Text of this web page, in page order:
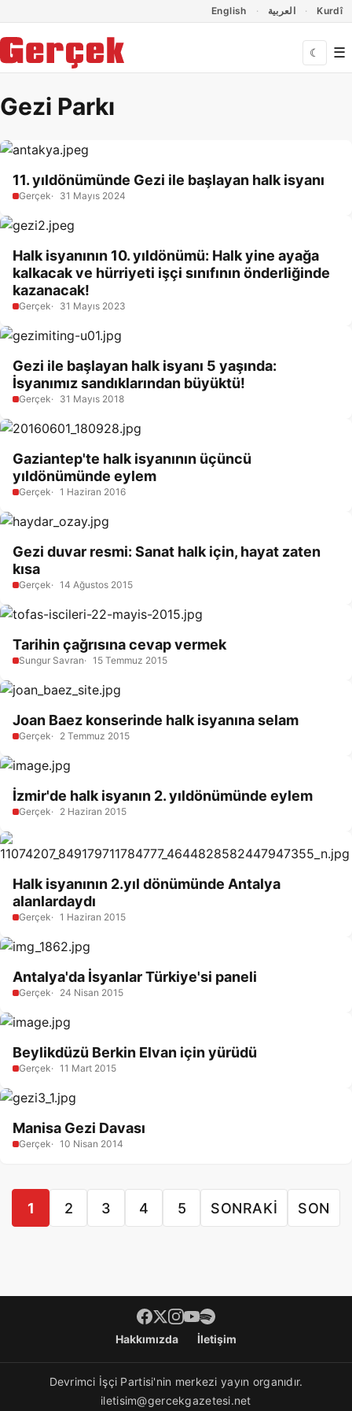
English العربية Kurdî
☾ ☰
Gezi Parkı
11. yıldönümünde Gezi ile başlayan halk isyanı
Gerçek 31 Mayıs 2024
Halk isyanının 10. yıldönümü: Halk yine ayağa
kalkacak ve hürriyeti işçi sınıfının önderliğinde
kazanacak!
Gerçek 31 Mayıs 2023
Gezi ile başlayan halk isyanı 5 yaşında:
İsyanımız sandıklarından büyüktü!
Gerçek 31 Mayıs 2018
Gaziantep'te halk isyanının üçüncü
yıldönümünde eylem
Gerçek 1 Haziran 2016
Gezi duvar resmi: Sanat halk için, hayat zaten
kısa
Gerçek 14 Ağustos 2015
Tarihin çağrısına cevap vermek
Sungur Savran 15 Temmuz 2015
Joan Baez konserinde halk isyanına selam
Gerçek 2 Temmuz 2015
İzmir'de halk isyanın 2. yıldönümünde eylem
Gerçek 2 Haziran 2015
Halk isyanının 2.yıl dönümünde Antalya
alanlardaydı
Gerçek 1 Haziran 2015
Antalya'da İsyanlar Türkiye'si paneli
Gerçek 24 Nisan 2015
Beylikdüzü Berkin Elvan için yürüdü
Gerçek 11 Mart 2015
Manisa Gezi Davası
Gerçek 10 Nisan 2014
1 2 3 4 5 SONRAKI SON
Footer menüHakkımızda İletişim
Devrimci İşçi Partisi'nin merkezi yayın organıdır.
iletisim@gercekgazetesi.net